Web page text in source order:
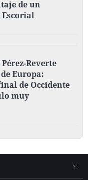
de un
Escorial
Reverte
Europa:
de Occidente
muy